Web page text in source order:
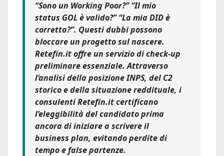
“Sono un Working Poor?” “Il mio
status GOL è valido?” “La mia DID è
corretta?”. Questi dubbi possono
bloccare un progetto sul nascere.
Retefin.it offre un servizio di check-up
preliminare essenziale. Attraverso
l’analisi della posizione INPS, del C2
storico e della situazione reddituale, i
consulenti Retefin.it certificano
l’eleggibilità del candidato prima
ancora di iniziare a scrivere il
business plan, evitando perdite di
tempo e false partenze.